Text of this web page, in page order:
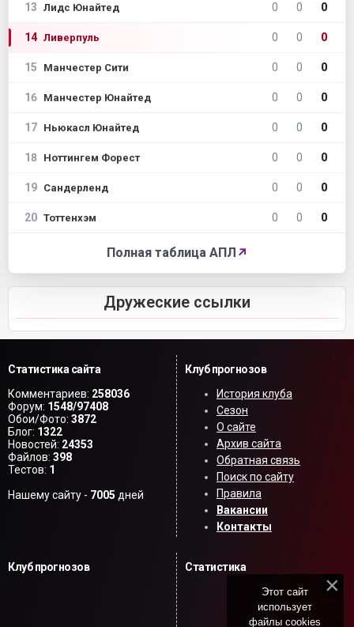
13 Лидс Юнайтед 0 0 0
14 Ливерпуль 0 0 0
15 Манчестер Сити 0 0 0
16 Манчестер Юнайтед 0 0 0
17 Ньюкасл Юнайтед 0 0 0
18 Ноттингем Форест 0 0 0
19 Сандерленд 0 0 0
20 Тоттенхэм 0 0 0
Полная таблица АПЛ ↗
Дружеские ссылки
Статистика сайта
Комментариев: 258036
Форум: 1548/97408
Обои/Фото: 3872
Блог: 1322
Новостей: 24353
Файлов: 398
Тестов: 1
Нашему сайту - 7005 дней
Клуб прогнозов
История клуба
Сезон
О сайте
Архив сайта
Обратная связь
Поиск по сайту
Правила
Вакансии
Контакты
Клуб прогнозов Статистика
Этот сайт
использует
файлы cookies